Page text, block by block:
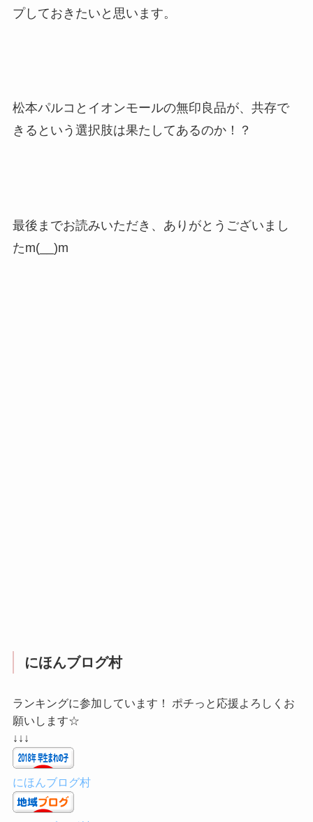
プしておきたいと思います。
松本パルコとイオンモールの無印良品が、共存で
きるという選択肢は果たしてあるのか！？
最後までお読みいただき、ありがとうございまし
たm(__)m
にほんブログ村
ランキングに参加しています！ ポチっと応援よろしくお
願いします☆
↓↓↓
にほんブログ村